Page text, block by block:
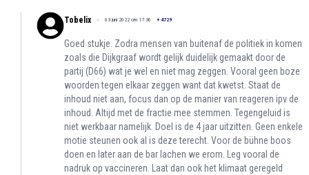
Tobelix 03 juni 2022 om 17:36 + 4729
Goed stukje. Zodra mensen van buitenaf de politiek in komen
zoals die Dijkgraaf wordt gelijk duidelijk gemaakt door de
partij (D66) wat je wel en niet mag zeggen. Vooral geen boze
woorden tegen elkaar zeggen want dat kwetst. Staat de
inhoud niet aan, focus dan op de manier van reageren ipv de
inhoud. Altijd met de fractie mee stemmen. Tegengeluid is
niet werkbaar namelijk. Doel is de 4 jaar uitzitten. Geen enkele
motie steunen ook al is deze terecht. Voor de bühne boos
doen en later aan de bar lachen we erom. Leg vooral de
nadruk op vaccineren. Laat dan ook het klimaat geregeld